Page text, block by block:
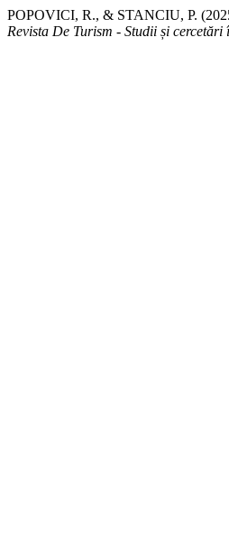
POPOVICI, R., & STANCIU, P.
Revista De Turism - Studii și cercetări